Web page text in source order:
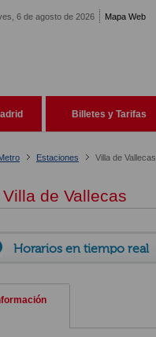
6 de agosto de 2026 Mapa Web
Billetes y Tarifas
Estaciones Villa de Vallecas
de Vallecas
Horarios en tiempo real